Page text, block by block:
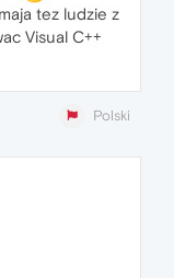
tez ludzie z
Visual C++
Polski